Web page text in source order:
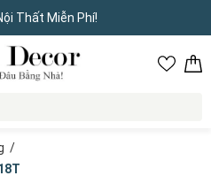
Thất Miễn Phí!
/